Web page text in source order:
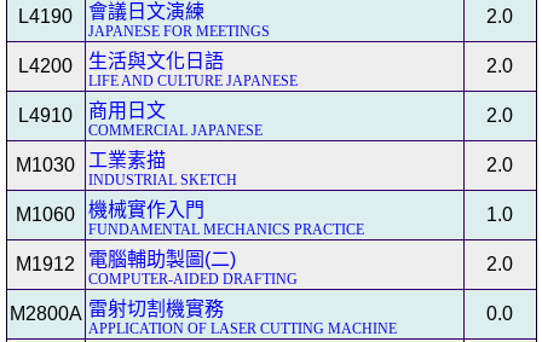
L4190 會議日文演練
JAPANESE FOR MEETINGS
2.0
L4200 生活與文化日語
LIFE AND CULTURE JAPANESE
2.0
L4910 商用日文
COMMERCIAL JAPANESE
2.0
M1030 工業素描
INDUSTRIAL SKETCH
2.0
M1060 機械實作入門
FUNDAMENTAL MECHANICS PRACTICE
1.0
M1912 電腦輔助製圖(二)
COMPUTER-AIDED DRAFTING
2.0
M2800A 雷射切割機實務
APPLICATION OF LASER CUTTING MACHINE
0.0